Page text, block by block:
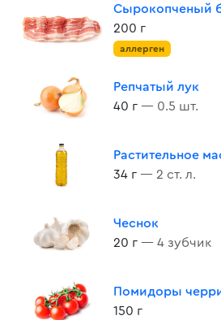
Сырокопченый
200 г
аллерген
Репчатый лук
40 г — 0.5 шт.
Растительное
34 г — 2 ст. л.
Чеснок
20 г — 4 зубчик
Помидоры
150 г